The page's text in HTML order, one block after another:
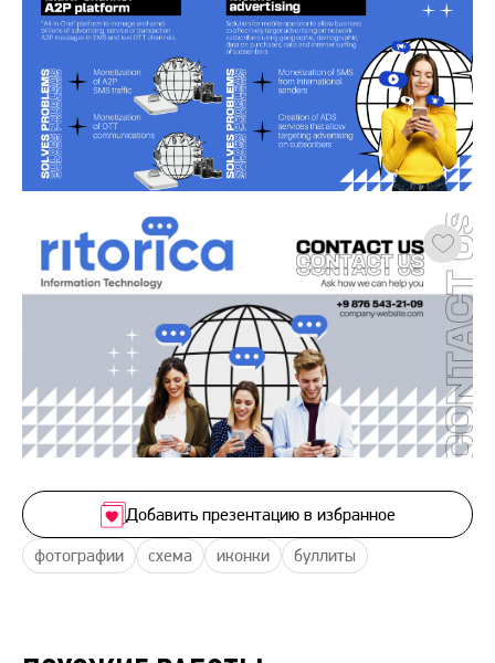
фотографии схема иконки буллиты
Добавить презентацию в избранное